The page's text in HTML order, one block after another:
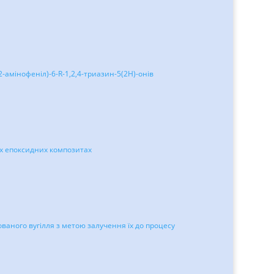
амінофеніл)-6-R-1,2,4-триазин-5(2H)-онів
епоксидних композитах
вугілля з метою залучення їх до процесу